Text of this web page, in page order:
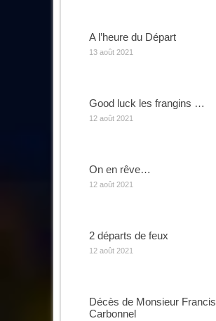
A l’heure du Départ
13 août 2021
Good luck les frangins …
12 août 2021
On en rêve…
12 août 2021
2 départs de feux
12 août 2021
Décès de Monsieur Francis
Carbonnel